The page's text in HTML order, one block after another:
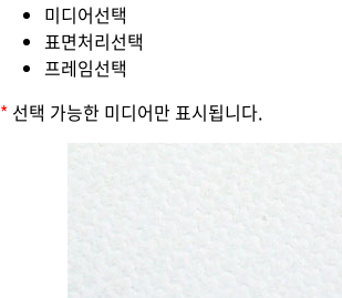
미디어선택
표면처리선택
프레임선택
* 선택 가능한 미디어만 표시됩니다.